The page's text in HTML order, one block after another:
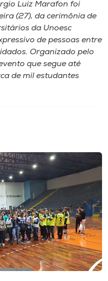
Luiz Marafon foi
(27), da cerimônia de
da Unoesc
de pessoas entre
Organizado pelo
que segue até
de mil estudantes